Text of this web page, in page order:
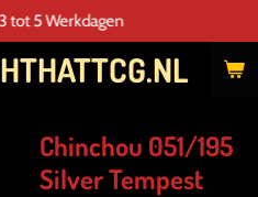
tot 5 Werkdagen
Chinchou 051/195
Silver Tempest